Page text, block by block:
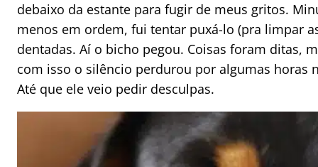
debaixo da estante para fugir de meus gritos.
menos em ordem, fui tentar puxá-lo (pra limpar
dentadas. Aí o bicho pegou. Coisas foram ditas,
com isso o silêncio perdurou por algumas horas
Até que ele veio pedir desculpas.